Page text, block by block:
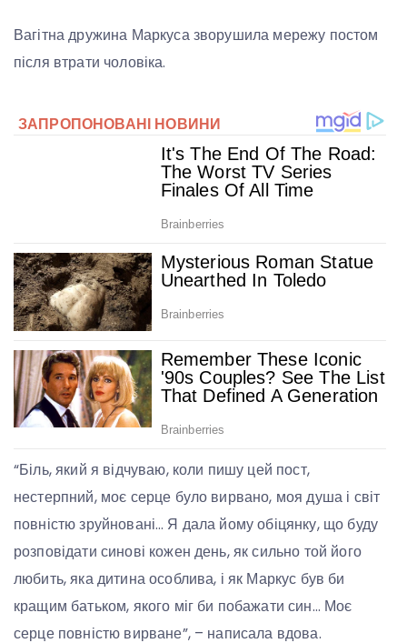
Вагітна дружина Маркуса зворушила мережу постом
після втрати чоловіка.
“Біль, який я відчуваю, коли пишу цей пост,
нестерпний, моє серце було вирвано, моя душа і світ
повністю зруйновані… Я дала йому обіцянку, що буду
розповідати синові кожен день, як сильно той його
любить, яка дитина особлива, і як Маркус був би
кращим батьком, якого міг би побажати син… Моє
серце повністю вирване”, – написала вдова.